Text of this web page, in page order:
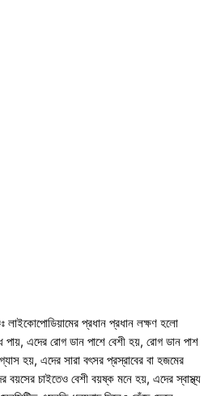
প্রধান প্রধান লক্ষণ হলো
পায়, এদের রোগ ডান পাশে বেশী হয়, রোগ ডান পাশ
হয়, এদের সারা বৎসর প্রস্রাবের বা হজমের
বয়সের চাইতেও বেশী বয়ষ্ক মনে হয়, এদের স্বাস্থ্য